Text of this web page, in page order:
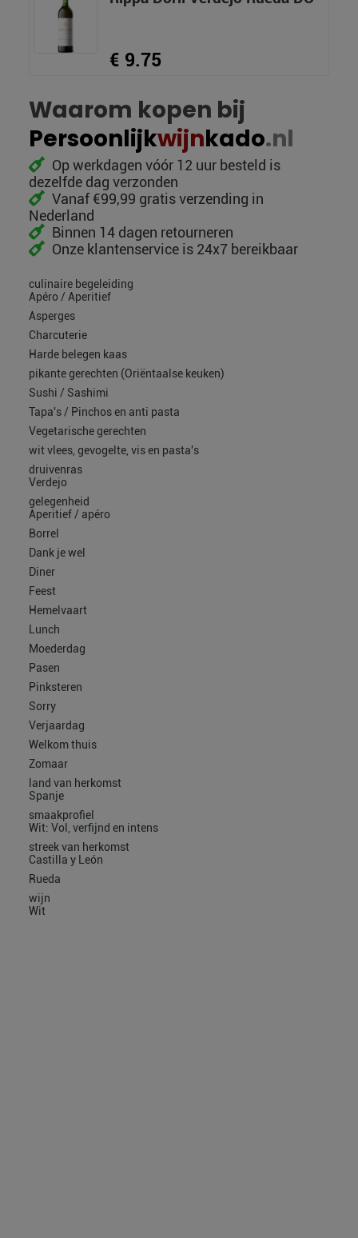
€ 9.75
Waarom kopen bij
Persoonlijkwijnkado.nl
Op werkdagen vóór 12 uur besteld is
dezelfde dag verzonden
Vanaf €99,99 gratis verzending in
Nederland
Binnen 14 dagen retourneren
Onze klantenservice is 24x7 bereikbaar
culinaire begeleiding
Apéro / Aperitief
Asperges
Charcuterie
Harde belegen kaas
pikante gerechten (Oriëntaalse keuken)
Sushi / Sashimi
Tapa's / Pinchos en anti pasta
Vegetarische gerechten
wit vlees, gevogelte, vis en pasta's
druivenras
Verdejo
gelegenheid
Aperitief / apéro
Borrel
Dank je wel
Diner
Feest
Hemelvaart
Lunch
Moederdag
Pasen
Pinksteren
Sorry
Verjaardag
Welkom thuis
Zomaar
land van herkomst
Spanje
smaakprofiel
Wit: Vol, verfijnd en intens
streek van herkomst
Castilla y León
Rueda
wijn
Wit